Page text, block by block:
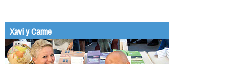
Xavi y Carme